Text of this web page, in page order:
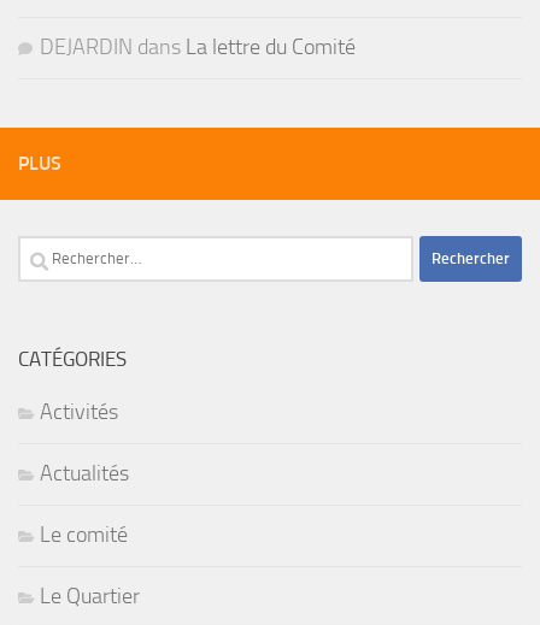
DEJARDIN dans La lettre du Comité
PLUS
Rechercher :
CATÉGORIES
Activités
Actualités
Le comité
Le Quartier